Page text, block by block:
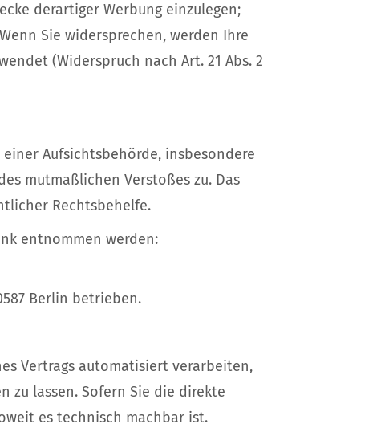
derartiger Werbung einzulegen;
Sie widersprechen, werden Ihre
(Widerspruch nach Art. 21 Abs. 2
Aufsichtsbehörde, insbesondere
mutmaßlichen Verstoßes zu. Das
Rechtsbehelfe.
entnommen werden:
Berlin betrieben.
Vertrags automatisiert verarbeiten,
zu lassen. Sofern Sie die direkte
es technisch machbar ist.